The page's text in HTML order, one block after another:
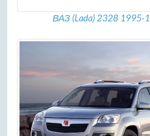
ВАЗ (Lada) 2328 1995-